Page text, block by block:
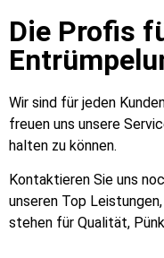
Die Profis
Wir sind für jeden
freuen uns unsere
halten zu können.
Kontaktieren Sie uns
unseren Top
stehen für Qualität,